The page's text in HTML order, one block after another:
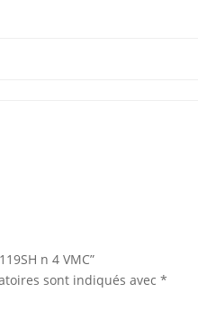
n 4 VMC”
sont indiqués avec *